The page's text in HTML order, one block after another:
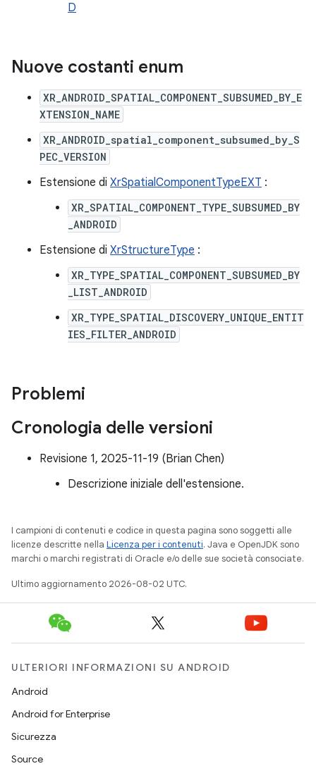
D
Nuove costanti enum
XR_ANDROID_SPATIAL_COMPONENT_SUBSUMED_BY_E
XTENSION_NAME
XR_ANDROID_spatial_component_subsumed_by_S
PEC_VERSION
Estensione di XrSpatialComponentTypeEXT :
XR_SPATIAL_COMPONENT_TYPE_SUBSUMED_BY
_ANDROID
Estensione di XrStructureType :
XR_TYPE_SPATIAL_COMPONENT_SUBSUMED_BY
_LIST_ANDROID
XR_TYPE_SPATIAL_DISCOVERY_UNIQUE_ENTIT
IES_FILTER_ANDROID
Problemi
Cronologia delle versioni
Revisione 1, 2025-11-19 (Brian Chen)
Descrizione iniziale dell'estensione.
I campioni di contenuti e codice in questa pagina sono soggetti alle
licenze descritte nella Licenza per i contenuti. Java e OpenJDK sono
marchi o marchi registrati di Oracle e/o delle sue società consociate.
Ultimo aggiornamento 2026-08-02 UTC.
ULTERIORI INFORMAZIONI SU ANDROID
Android
Android for Enterprise
Sicurezza
Source